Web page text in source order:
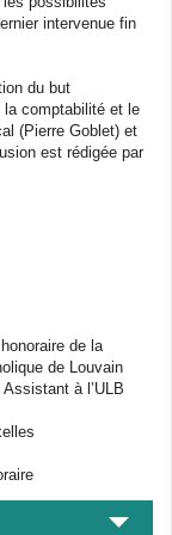
intervenue fin
du but
la comptabilité et le
(Pierre Goblet) et
est rédigée par
de la
de Louvain
à l’ULB